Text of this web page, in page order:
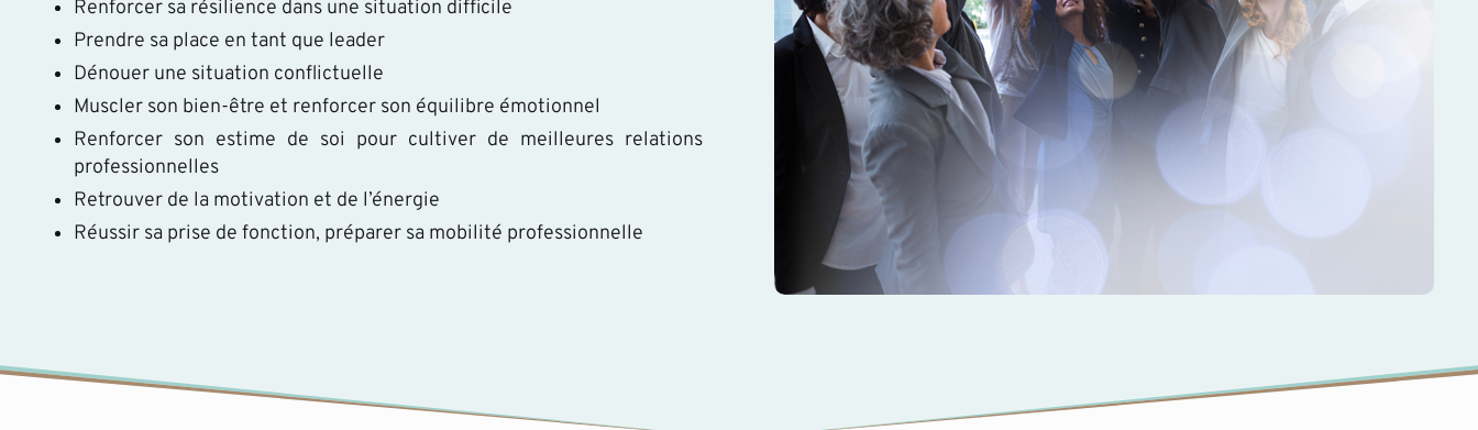
Renforcer sa résilience dans une situation difficile
Prendre sa place en tant que leader
Dénouer une situation conflictuelle
Muscler son bien-être et renforcer son équilibre émotionnel
Renforcer son estime de soi pour cultiver de meilleures relations
professionnelles
Retrouver de la motivation et de l’énergie
Réussir sa prise de fonction, préparer sa mobilité professionnelle